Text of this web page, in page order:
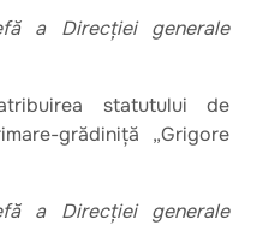
a Direcției generale
statutului de
grădiniță „Grigore
a Direcției generale